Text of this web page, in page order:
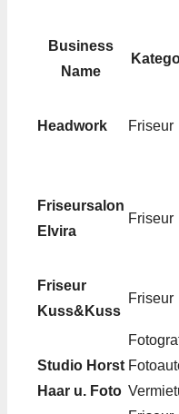
Business
Name
Headwork Friseur
Friseursalon
Elvira
Friseur
Friseur
Kuss&Kuss
Friseur
Studio Horst
Haar u. Foto